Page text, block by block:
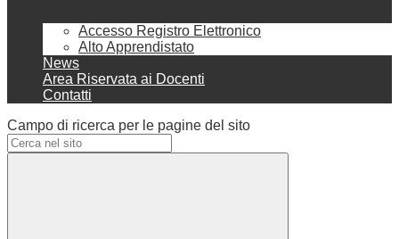
Accesso Registro Elettronico
Alto Apprendistato
News
Area Riservata ai Docenti
Contatti
Campo di ricerca per le pagine del sito